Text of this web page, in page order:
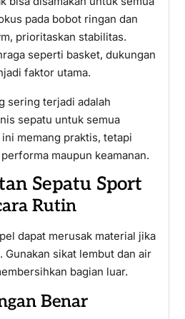
pada bobot ringan dan
prioritaskan stabilitas.
seperti basket, dukungan
faktor utama.
sering terjadi adalah
sepatu untuk semua
memang praktis, tetapi
maupun keamanan.
Sepatu Sport
Rutin
dapat merusak material jika
Gunakan sikat lembut dan air
bagian luar.
Benar